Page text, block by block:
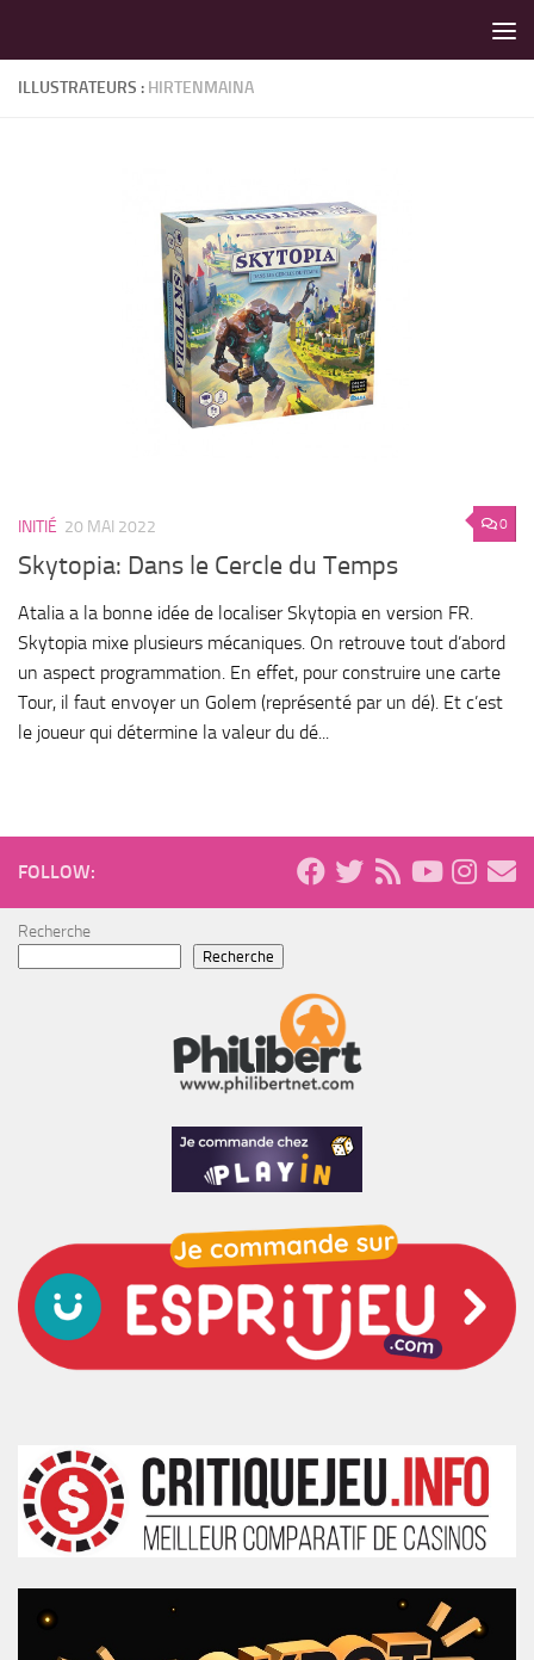
ILLUSTRATEURS : HIRTENMAINA
0
INITIÉ 20 MAI 2022
Skytopia: Dans le Cercle du Temps
Atalia a la bonne idée de localiser Skytopia en version FR.
Skytopia mixe plusieurs mécaniques. On retrouve tout d’abord
un aspect programmation. En effet, pour construire une carte
Tour, il faut envoyer un Golem (représenté par un dé). Et c’est
le joueur qui détermine la valeur du dé...
FOLLOW:
Recherche
Recherche